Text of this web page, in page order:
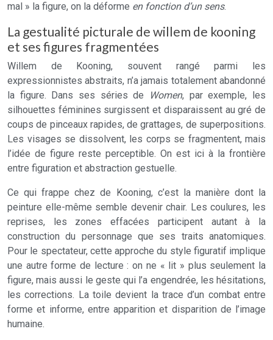
mal » la figure, on la déforme en fonction d’un sens.
La gestualité picturale de willem de kooning
et ses figures fragmentées
Willem de Kooning, souvent rangé parmi les
expressionnistes abstraits, n’a jamais totalement abandonné
la figure. Dans ses séries de
Women, par exemple, les
silhouettes féminines surgissent et disparaissent au gré de
coups de pinceaux rapides, de grattages, de superpositions.
Les visages se dissolvent, les corps se fragmentent, mais
l’idée de figure reste perceptible. On est ici à la frontière
entre figuration et abstraction gestuelle.
Ce qui frappe chez de Kooning, c’est la manière dont la
peinture elle-même semble devenir chair. Les coulures, les
reprises, les zones effacées participent autant à la
construction du personnage que ses traits anatomiques.
Pour le spectateur, cette approche du style figuratif implique
une autre forme de lecture : on ne « lit » plus seulement la
figure, mais aussi le geste qui l’a engendrée, les hésitations,
les corrections. La toile devient la trace d’un combat entre
forme et informe, entre apparition et disparition de l’image
humaine.